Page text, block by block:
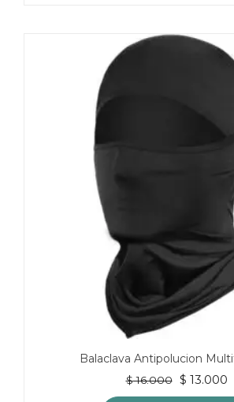
Balaclava Antipolucion
$16.000 El
precio
$ 13.000El